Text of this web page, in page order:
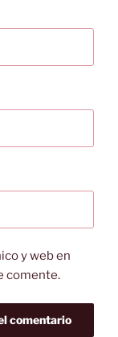
y web en
comente.